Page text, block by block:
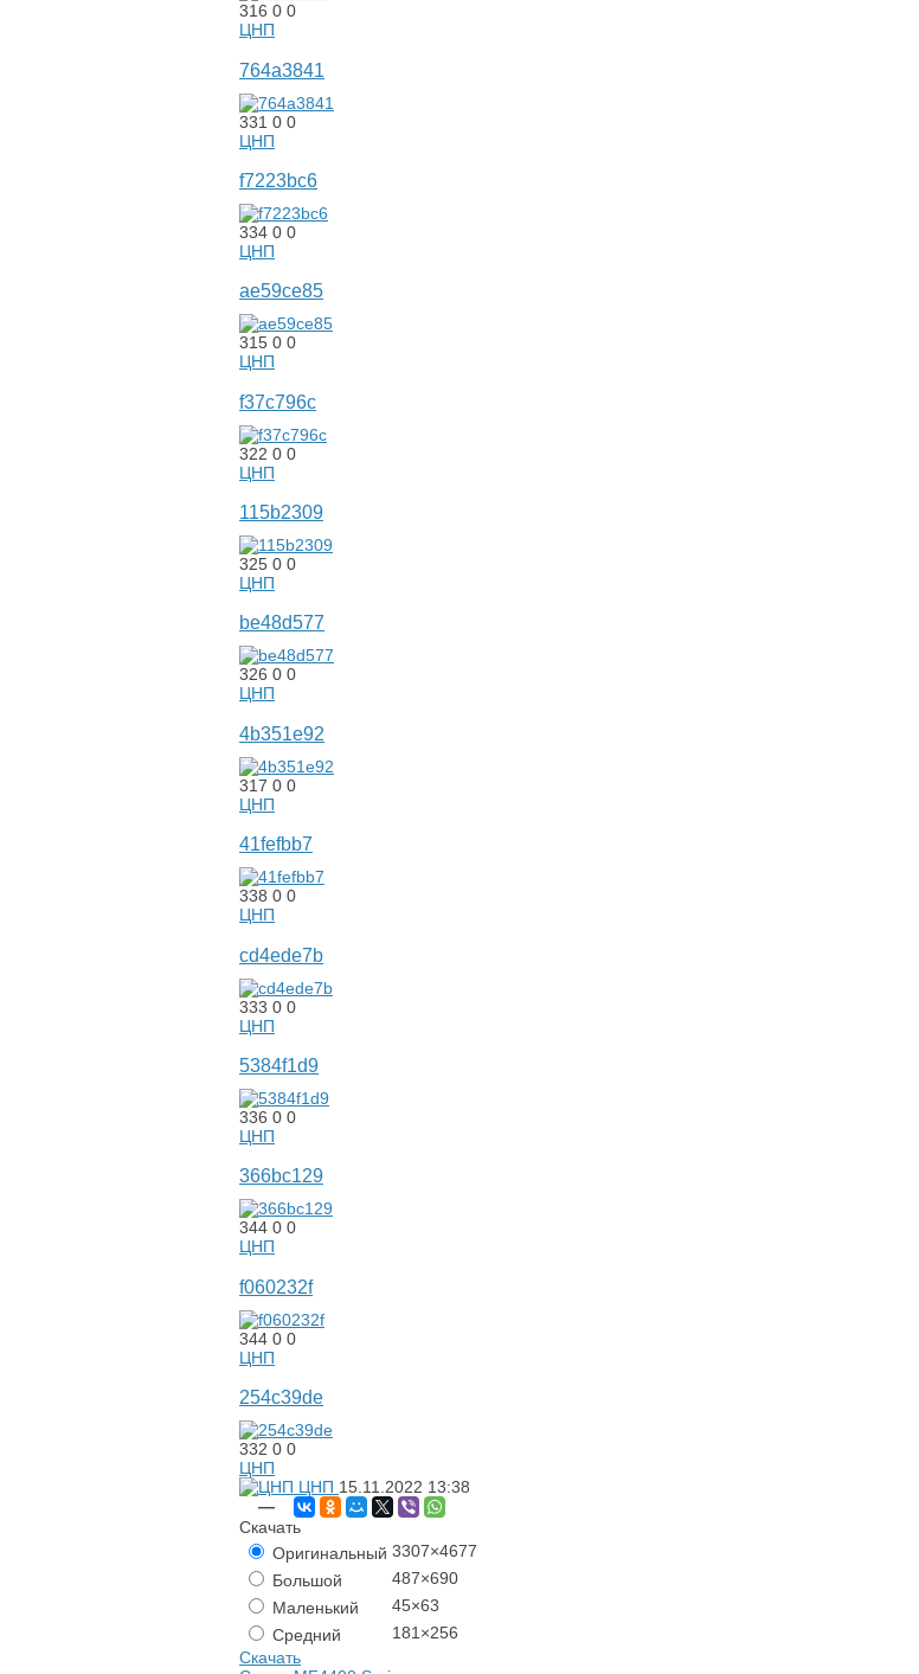
316 0 0
ЦНП
764a3841
331 0 0
ЦНП
f7223bc6
334 0 0
ЦНП
ae59ce85
315 0 0
ЦНП
f37c796c
322 0 0
ЦНП
115b2309
325 0 0
ЦНП
be48d577
326 0 0
ЦНП
4b351e92
317 0 0
ЦНП
41fefbb7
338 0 0
ЦНП
cd4ede7b
333 0 0
ЦНП
5384f1d9
336 0 0
ЦНП
366bc129
344 0 0
ЦНП
f060232f
344 0 0
ЦНП
254c39de
332 0 0
ЦНП
ЦНП 15.11.2022 13:38
—
Скачать
Оригинальный 3307×4677
Большой
487×690
Маленький
45×63
Средний
181×256
Скачать